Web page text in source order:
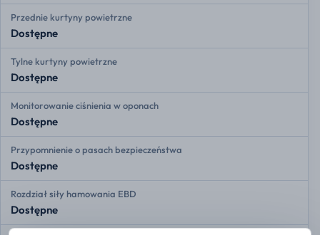
Przednie kurtyny powietrzne
Dostępne
Tylne kurtyny powietrzne
Dostępne
Monitorowanie ciśnienia w oponach
Dostępne
Przypomnienie o pasach bezpieczeństwa
Dostępne
Rozdział siły hamowania EBD
Dostępne